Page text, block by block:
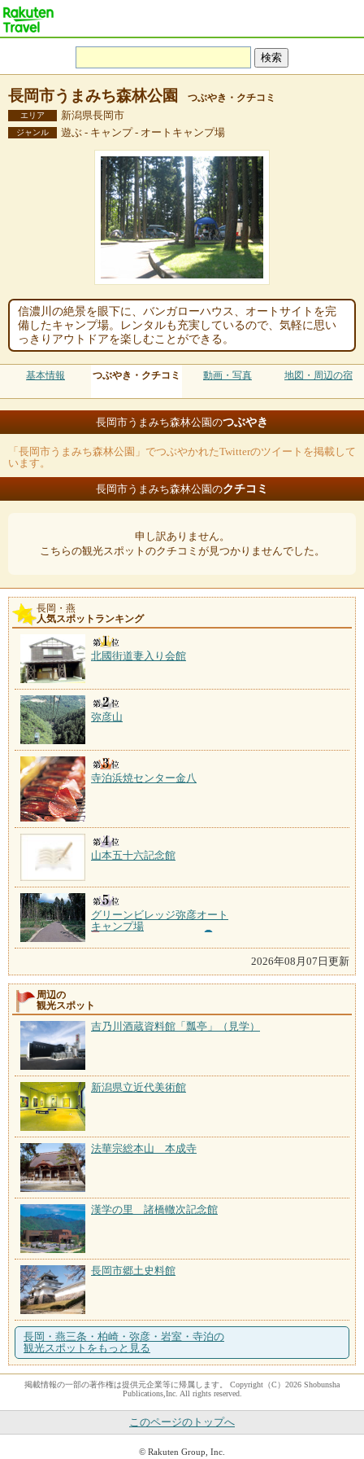
長岡市うまみち森林公園 つぶやき・クチコミ
エリア 新潟県長岡市
ジャンル 遊ぶ - キャンプ - オートキャンプ場
信濃川の絶景を眼下に、バンガローハウス、オートサイトを完
備したキャンプ場。レンタルも充実しているので、気軽に思い
っきりアウトドアを楽しむことができる。
基本情報 つぶやき・クチコミ 動画・写真 地図・周辺の宿
長岡市うまみち森林公園のつぶやき
「長岡市うまみち森林公園」でつぶやかれたTwitterのツイートを掲載して
います。
長岡市うまみち森林公園のクチコミ
申し訳ありません。
こちらの観光スポットのクチコミが見つかりませんでした。
長岡・燕
人気スポットランキング
北國街道妻入り会館
弥彦山
寺泊浜焼センター金八
山本五十六記念館
グリーンビレッジ弥彦オート
キャンプ場
2026年08月07日更新
周辺の
観光スポット
吉乃川酒蔵資料館「瓢亭」（見学）
新潟県立近代美術館
法華宗総本山 本成寺
漢学の里 諸橋轍次記念館
長岡市郷土史料館
長岡・燕三条・柏崎・弥彦・岩室・寺泊の
観光スポットをもっと見る
掲載情報の一部の著作権は提供元企業等に帰属します。 Copyright（C）2026 Shobunsha
Publications,Inc. All rights reserved.
このページのトップへ
© Rakuten Group, Inc.